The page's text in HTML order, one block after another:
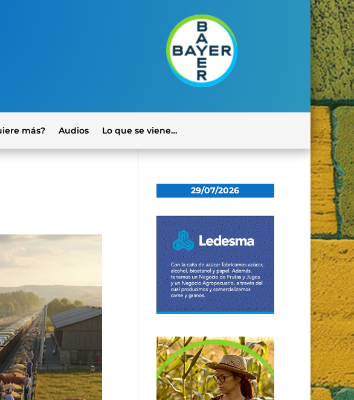
más? Audios Lo que se viene…
29/07/2026